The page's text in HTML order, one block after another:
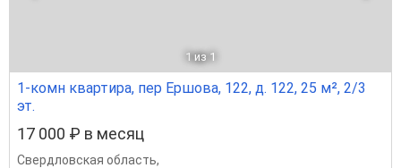
1 из 1
1-комн квартира, пер Ершова, 122, д. 122, 25 м², 2/3
эт.
17 000 ₽ в месяц
Свердловская область,